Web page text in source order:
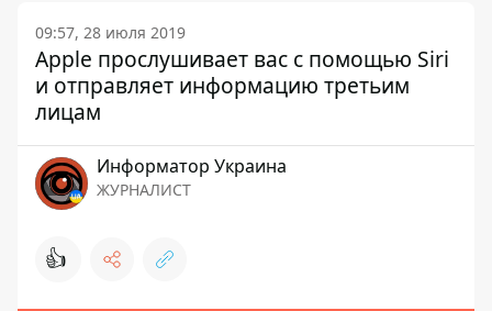
09:57, 28 июля 2019
Apple прослушивает вас с помощью Siri
и отправляет информацию третьим
лицам
Информатор Украина
ЖУРНАЛИСТ
👍